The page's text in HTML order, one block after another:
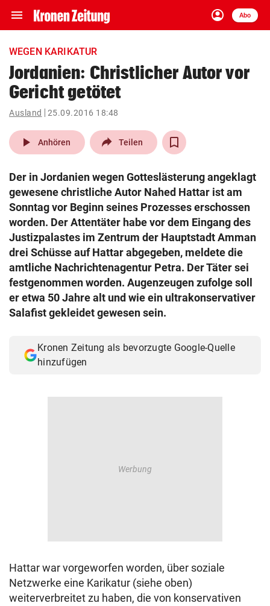
menu Navigation
ein-/ausklappen
account_circle
Anmelden
Abo
close Schließen
account_circle Anmelden
pin_drop
Wien arrow_right
search
Suchbegriff
eingeben
© Krone Multimedia GmbH & Co KG 2026
Muthgasse 2, 1190 Wien
WEGEN KARIKATUR
Jordanien: Christlicher Autor vor
Gericht getötet
Ausland 25.09.2016 18:48
play_arrow Anhören Teilen
Der in Jordanien wegen Gotteslästerung angeklagt
gewesene christliche Autor Nahed Hattar ist am
Sonntag vor Beginn seines Prozesses erschossen
worden. Der Attentäter habe vor dem Eingang des
Justizpalastes im Zentrum der Hauptstadt Amman
drei Schüsse auf Hattar abgegeben, meldete die
amtliche Nachrichtenagentur Petra. Der Täter sei
festgenommen worden. Augenzeugen zufolge soll
er etwa 50 Jahre alt und wie ein ultrakonservativer
Salafist gekleidet gewesen sein.
Kronen Zeitung als bevorzugte Google-Quelle
hinzufügen
Hattar war vorgeworfen worden, über soziale
Netzwerke eine Karikatur (siehe oben)
weiterverbreitet zu haben, die von konservativen